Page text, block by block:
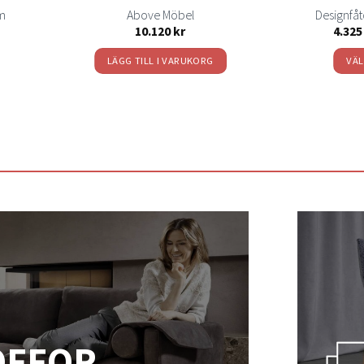
kr
Above Möbel
10.120kr
LÄGG TILL I VARUKORG
4.325